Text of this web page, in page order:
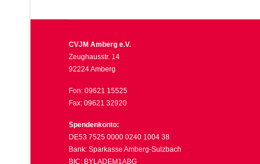
CVJM Amberg e.V.
Zeughausstr. 14
92224 Amberg
Fon: 09621 15525
Fax: 09621 32920
Spendenkonto:
DE53 7525 0000 0240 1004 38
Bank: Sparkasse Amberg-Sulzbach
BIC: BYLADEM1ABG